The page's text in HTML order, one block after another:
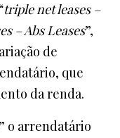
triple net leases –
– Abs Leases”,
de
que
da renda.
o arrendatário